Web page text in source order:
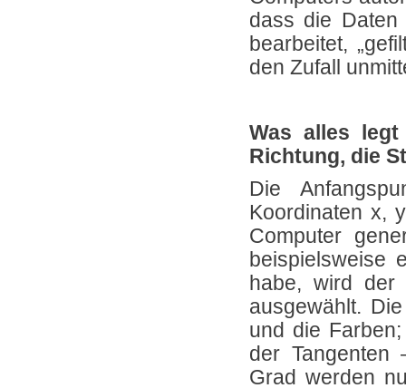
dass die Daten
bearbeitet,
den Zufall
Was alles
Richtung, die
Die
Koordinaten x,
Computer
beispielsweise
habe, wird
ausgewählt.
und die
der
Grad werden